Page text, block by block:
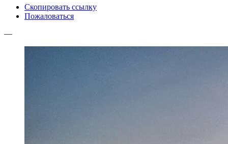
Скопировать ссылку
Пожаловаться
—